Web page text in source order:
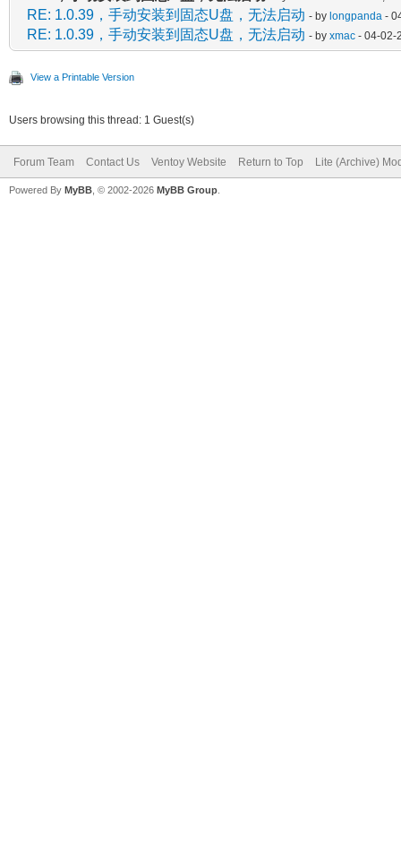
RE: 1.0.39，手动安装到固态U盘，无法启动 - by longpanda -
RE: 1.0.39，手动安装到固态U盘，无法启动 - by xmac - 04-02-
View a Printable Version
Users browsing this thread: 1 Guest(s)
Forum Team Contact Us Ventoy Website Return to Top Lite (Archive)
Powered By MyBB , © 2002-2026 MyBB Group